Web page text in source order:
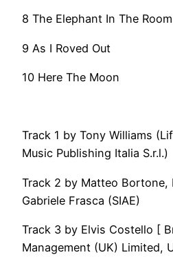
8 The Elephant In The Room
9 As I Roved Out
10 Here The Moon
Track 1 by Tony Williams
Music Publishing Italia S.r.l.)
Track 2 by Matteo Bortone,
Gabriele Frasca (SIAE)
Track 3 by Elvis Costello [
Management (UK) Limited,